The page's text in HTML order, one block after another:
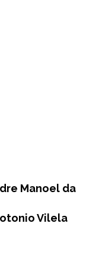
Vilela